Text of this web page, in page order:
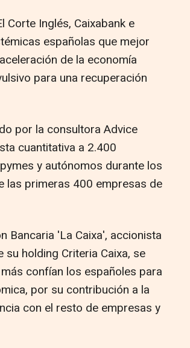
Corte Inglés, Caixabank e
españolas que mejor
de la economía
para una recuperación
por la consultora Advice
cuantitativa a 2.400
y autónomos durante los
las primeras 400 empresas de
Bancaria 'La Caixa', accionista
holding Criteria Caixa, se
confían los españoles para
por su contribución a la
con el resto de empresas y